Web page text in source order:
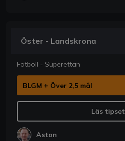
Öster - Landskrona
Fotboll - Superettan
BLGM + Över 2,5 mål
Läs tipset
Aston